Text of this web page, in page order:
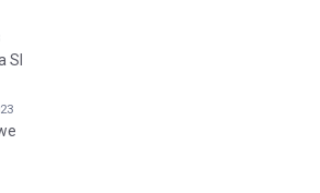
SI